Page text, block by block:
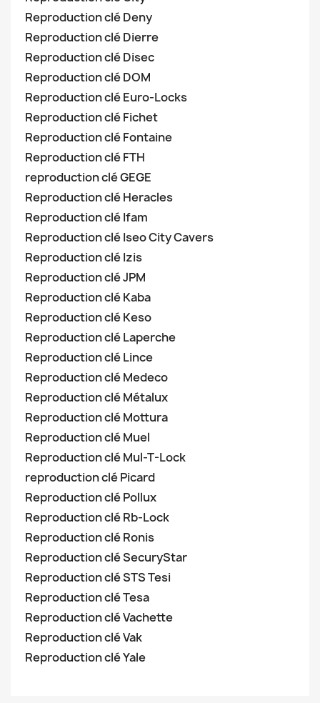
Reproduction clé Deny
Reproduction clé Dierre
Reproduction clé Disec
Reproduction clé DOM
Reproduction clé Euro-Locks
Reproduction clé Fichet
Reproduction clé Fontaine
Reproduction clé FTH
reproduction clé GEGE
Reproduction clé Heracles
Reproduction clé Ifam
Reproduction clé Iseo City Cavers
Reproduction clé Izis
Reproduction clé JPM
Reproduction clé Kaba
Reproduction clé Keso
Reproduction clé Laperche
Reproduction clé Lince
Reproduction clé Medeco
Reproduction clé Métalux
Reproduction clé Mottura
Reproduction clé Muel
Reproduction clé Mul-T-Lock
reproduction clé Picard
Reproduction clé Pollux
Reproduction clé Rb-Lock
Reproduction clé Ronis
Reproduction clé SecuryStar
Reproduction clé STS Tesi
Reproduction clé Tesa
Reproduction clé Vachette
Reproduction clé Vak
Reproduction clé Yale